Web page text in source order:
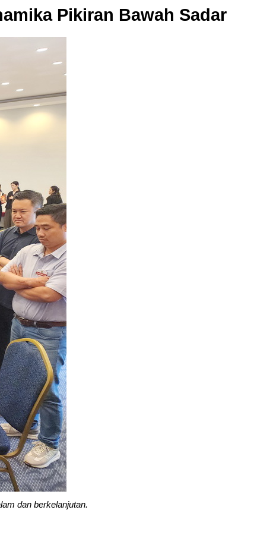
Pikiran Bawah Sadar
dan berkelanjutan.